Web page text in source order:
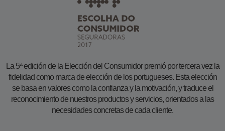
La 5ª edición de la Elección del Consumidor premió por tercera vez la
fidelidad como marca de elección de los portugueses. Esta elección
se basa en valores como la confianza y la motivación, y traduce el
reconocimiento de nuestros productos y servicios, orientados a las
necesidades concretas de cada cliente.